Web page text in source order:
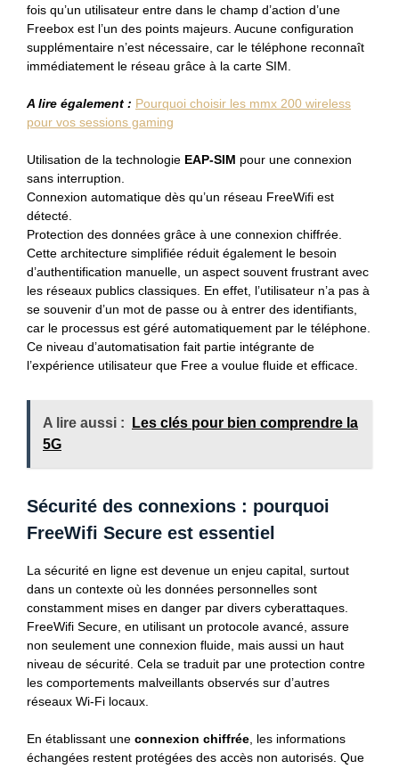
fois qu’un utilisateur entre dans le champ d’action d’une
Freebox est l’un des points majeurs. Aucune configuration
supplémentaire n’est nécessaire, car le téléphone reconnaît
immédiatement le réseau grâce à la carte SIM.
A lire également : Pourquoi choisir les mmx 200 wireless
pour vos sessions gaming
Utilisation de la technologie EAP-SIM pour une connexion
sans interruption.
Connexion automatique dès qu’un réseau FreeWifi est
détecté.
Protection des données grâce à une connexion chiffrée.
Cette architecture simplifiée réduit également le besoin
d’authentification manuelle, un aspect souvent frustrant avec
les réseaux publics classiques. En effet, l’utilisateur n’a pas à
se souvenir d’un mot de passe ou à entrer des identifiants,
car le processus est géré automatiquement par le téléphone.
Ce niveau d’automatisation fait partie intégrante de
l’expérience utilisateur que Free a voulue fluide et efficace.
A lire aussi :
Les clés pour bien comprendre la
5G
Sécurité des connexions : pourquoi
FreeWifi Secure est essentiel
La sécurité en ligne est devenue un enjeu capital, surtout
dans un contexte où les données personnelles sont
constamment mises en danger par divers cyberattaques.
FreeWifi Secure, en utilisant un protocole avancé, assure
non seulement une connexion fluide, mais aussi un haut
niveau de sécurité. Cela se traduit par une protection contre
les comportements malveillants observés sur d’autres
réseaux Wi-Fi locaux.
En établissant une connexion chiffrée , les informations
échangées restent protégées des accès non autorisés. Que